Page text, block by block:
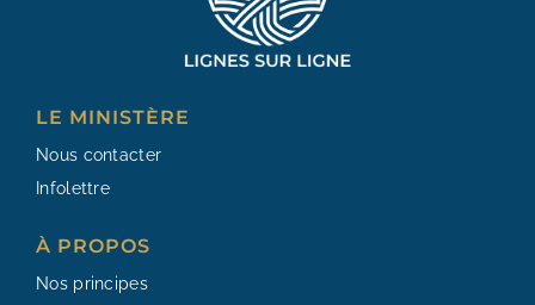
:
LE MINISTÈRE
Nous contacter
Infolettre
À PROPOS
Nos principes